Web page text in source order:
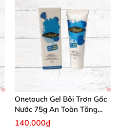
Onetouch Gel Bôi Trơn Gốc
Nước 75g An Toàn Tăng
Khoái Cảm
140.000₫